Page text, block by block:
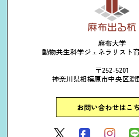
麻布大学
動物共生科学ジェネラリスト
〒252-5201
神奈川県相模原市中央区淵
お問い合わせはこ